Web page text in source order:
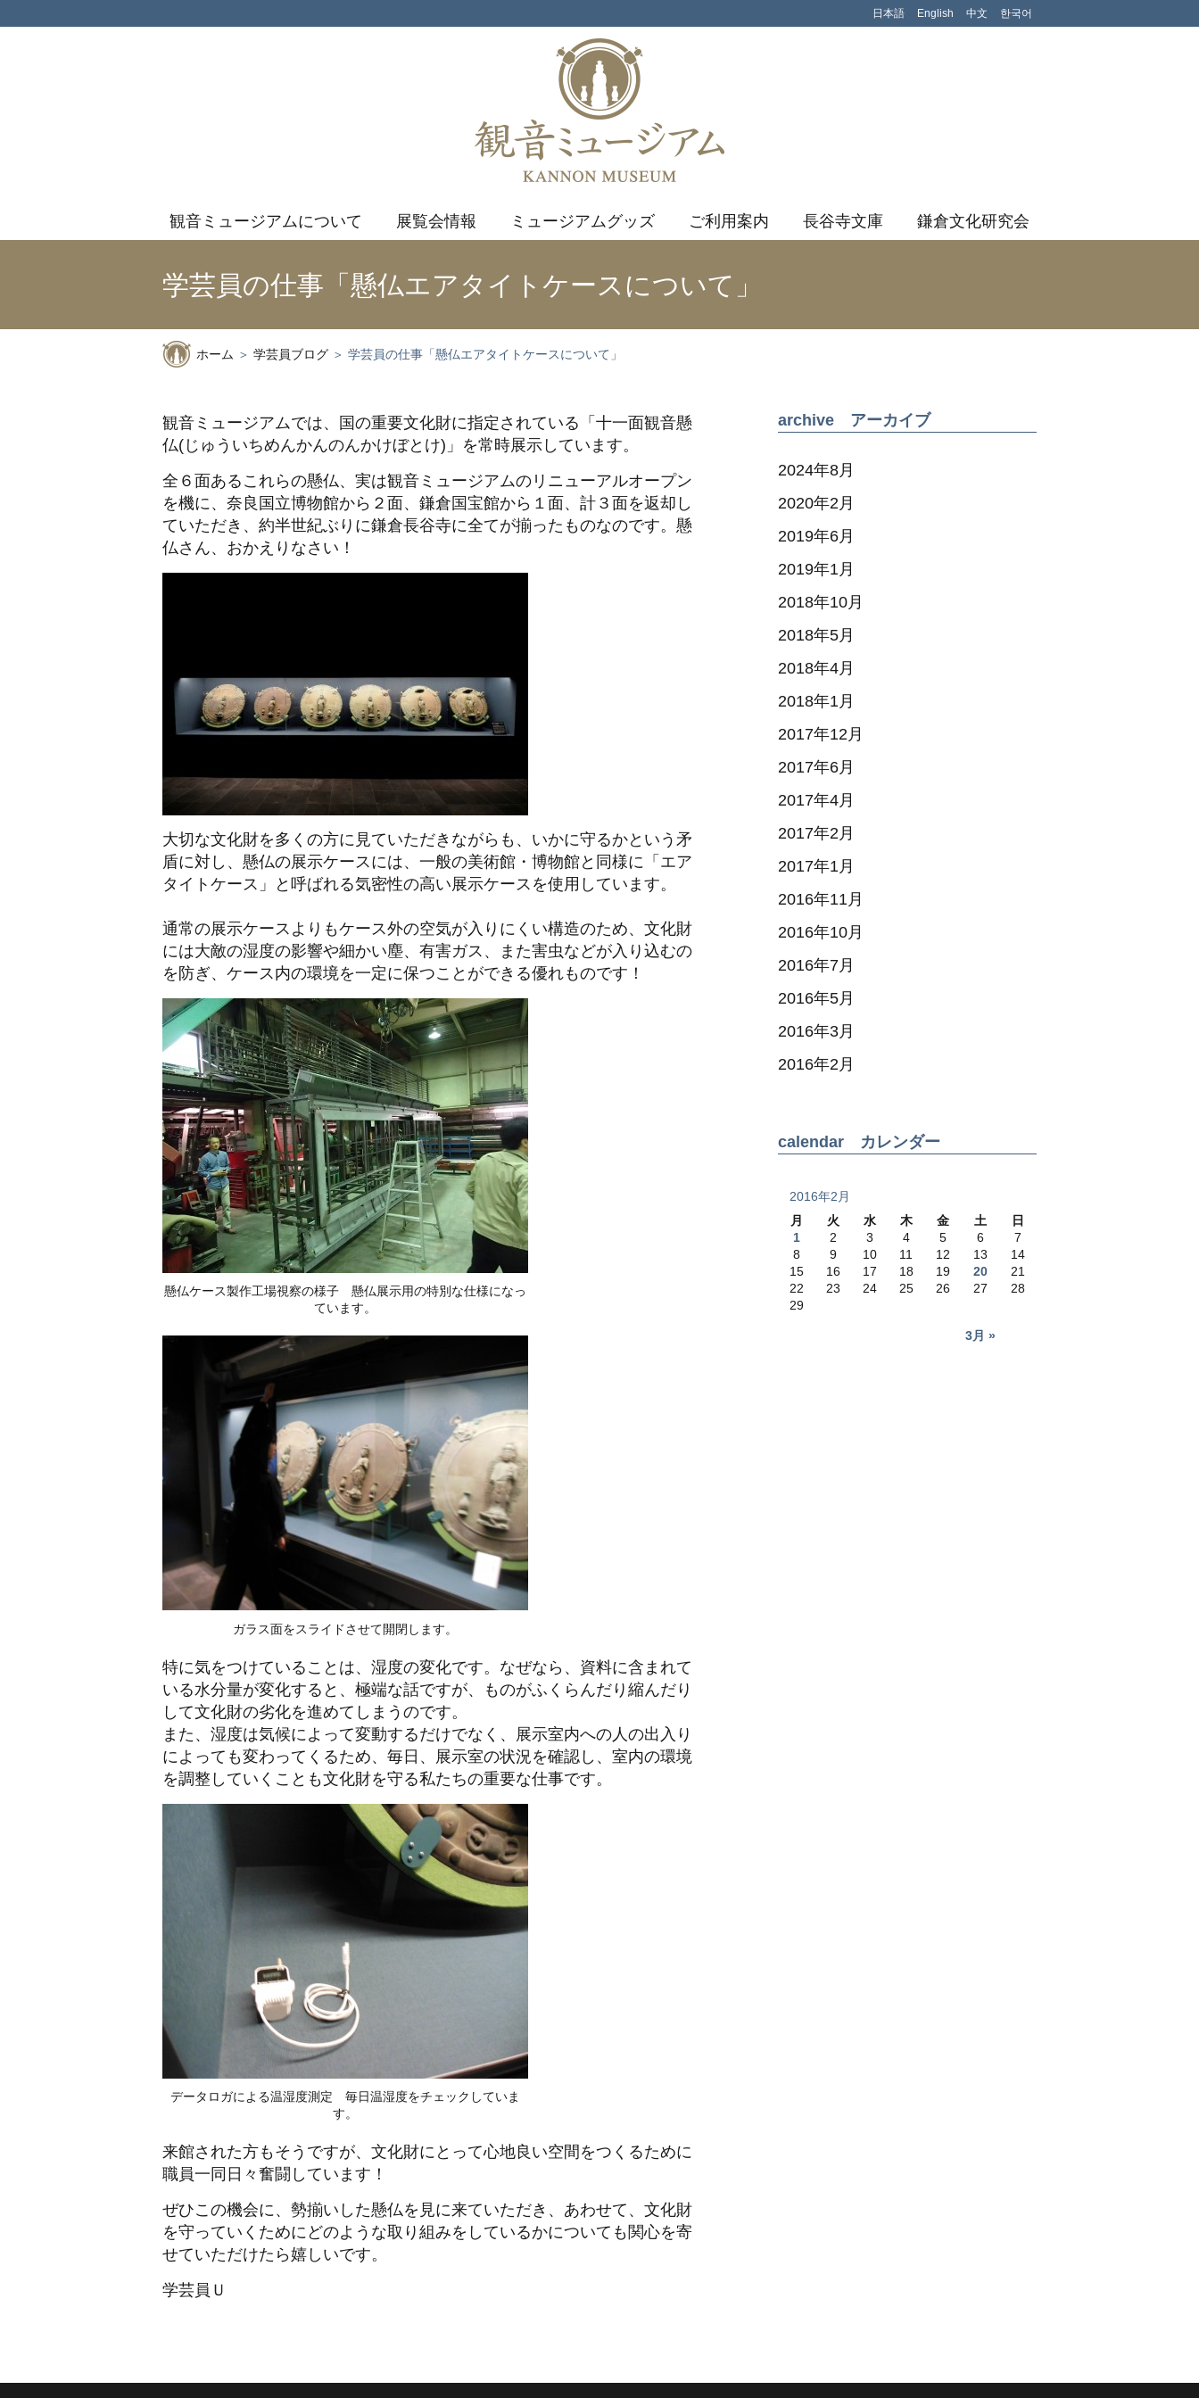
to
日本語 English 中文 한국어
観音ミュージアムについて 展覧会情報 ミュージアムグッズ ご利用案内 長谷寺文庫 鎌倉文化研究会
学芸員の仕事「懸仏エアタイトケースについて」
ホーム ＞ 学芸員ブログ ＞ 学芸員の仕事「懸仏エアタイトケースについて」
観音ミュージアムでは、国の重要文化財に指定されている「十一面観音懸
仏(じゅういちめんかんのんかけぼとけ)」を常時展示しています。
全６面あるこれらの懸仏、実は観音ミュージアムのリニューアルオープン
を機に、奈良国立博物館から２面、鎌倉国宝館から１面、計３面を返却し
ていただき、約半世紀ぶりに鎌倉長谷寺に全てが揃ったものなのです。懸
仏さん、おかえりなさい！
大切な文化財を多くの方に見ていただきながらも、いかに守るかという矛
盾に対し、懸仏の展示ケースには、一般の美術館・博物館と同様に「エア
タイトケース」と呼ばれる気密性の高い展示ケースを使用しています。
通常の展示ケースよりもケース外の空気が入りにくい構造のため、文化財
には大敵の湿度の影響や細かい塵、有害ガス、また害虫などが入り込むの
を防ぎ、ケース内の環境を一定に保つことができる優れものです！
懸仏ケース製作工場視察の様子 懸仏展示用の特別な仕様になっ
ています。
ガラス面をスライドさせて開閉します。
特に気をつけていることは、湿度の変化です。なぜなら、資料に含まれて
いる水分量が変化すると、極端な話ですが、ものがふくらんだり縮んだり
して文化財の劣化を進めてしまうのです。
また、湿度は気候によって変動するだけでなく、展示室内への人の出入り
によっても変わってくるため、毎日、展示室の状況を確認し、室内の環境
を調整していくことも文化財を守る私たちの重要な仕事です。
データロガによる温湿度測定 毎日温湿度をチェックしていま
す。
来館された方もそうですが、文化財にとって心地良い空間をつくるために
職員一同日々奮闘しています！
ぜひこの機会に、勢揃いした懸仏を見に来ていただき、あわせて、文化財
を守っていくためにどのような取り組みをしているかについても関心を寄
せていただけたら嬉しいです。
学芸員Ｕ
archive アーカイブ
2024年8月
2020年2月
2019年6月
2019年1月
2018年10月
2018年5月
2018年4月
2018年1月
2017年12月
2017年6月
2017年4月
2017年2月
2017年1月
2016年11月
2016年10月
2016年7月
2016年5月
2016年3月
2016年2月
calendar カレンダー
2016年2月
月
火 水 木 金 土 日
3月 »
1 2 3 4 5 6
7
8
9 10 11 12 13
14
15
16 17 18 19 20
21
22
23 24 25 26 27
28
29